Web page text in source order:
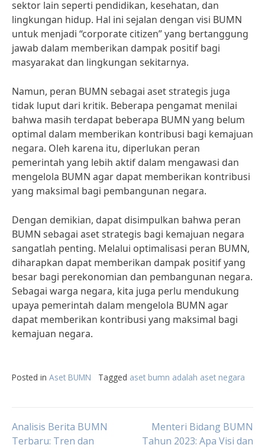
sektor lain seperti pendidikan, kesehatan, dan
lingkungan hidup. Hal ini sejalan dengan visi BUMN
untuk menjadi “corporate citizen” yang bertanggung
jawab dalam memberikan dampak positif bagi
masyarakat dan lingkungan sekitarnya.
Namun, peran BUMN sebagai aset strategis juga
tidak luput dari kritik. Beberapa pengamat menilai
bahwa masih terdapat beberapa BUMN yang belum
optimal dalam memberikan kontribusi bagi kemajuan
negara. Oleh karena itu, diperlukan peran
pemerintah yang lebih aktif dalam mengawasi dan
mengelola BUMN agar dapat memberikan kontribusi
yang maksimal bagi pembangunan negara.
Dengan demikian, dapat disimpulkan bahwa peran
BUMN sebagai aset strategis bagi kemajuan negara
sangatlah penting. Melalui optimalisasi peran BUMN,
diharapkan dapat memberikan dampak positif yang
besar bagi perekonomian dan pembangunan negara.
Sebagai warga negara, kita juga perlu mendukung
upaya pemerintah dalam mengelola BUMN agar
dapat memberikan kontribusi yang maksimal bagi
kemajuan negara.
Posted in Aset BUMN Tagged aset bumn adalah aset negara
Post
Analisis Berita BUMN
Terbaru: Tren dan
Menteri Bidang BUMN
Tahun 2023: Apa Visi dan